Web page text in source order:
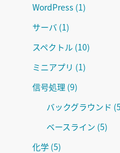
WordPress (1)
サーバ (1)
スペクトル (10)
ミニアプリ (1)
信号処理 (9)
バックグラウンド
ベースライン (5)
化学 (5)